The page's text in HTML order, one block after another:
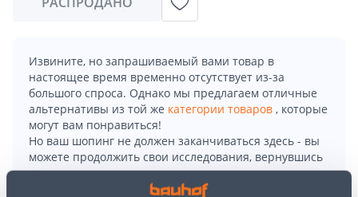
Извините, но запрашиваемый вами товар в
настоящее время временно отсутствует из-за
большого спроса. Однако мы предлагаем отличные
альтернативы из той же категории товаров , которые
могут вам понравиться!
Но ваш шопинг не должен заканчиваться здесь - вы
можете продолжить свои исследования, вернувшись
главную страницуили используя нашу мощную
функцию поиска, чтобы найти еще более приятные